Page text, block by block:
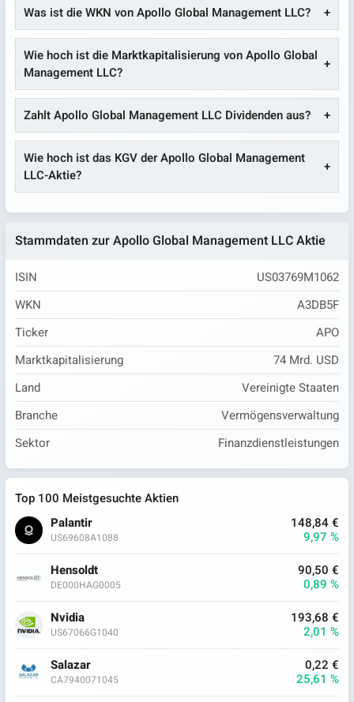
Was ist die WKN von Apollo Global Management LLC?
Wie hoch ist die Marktkapitalisierung von Apollo Global
Management LLC?
Zahlt Apollo Global Management LLC Dividenden aus?
Wie hoch ist das KGV der Apollo Global Management
LLC-Aktie?
Stammdaten zur Apollo Global Management LLC Aktie
ISIN
US03769M1062
WKN
A3DB5F
Ticker
APO
Marktkapitalisierung
74 Mrd. USD
Land
Vereinigte Staaten
Branche
Vermögensverwaltung
Sektor
Finanzdienstleistungen
Top 100 Meistgesuchte Aktien
Palantir
US69608A1088
148,84 €
9,97 %
Hensoldt
DE000HAG0005
90,50 €
0,89 %
Nvidia
US67066G1040
193,68 €
2,01 %
Salazar
CA7940071045
0,22 €
25,61 %